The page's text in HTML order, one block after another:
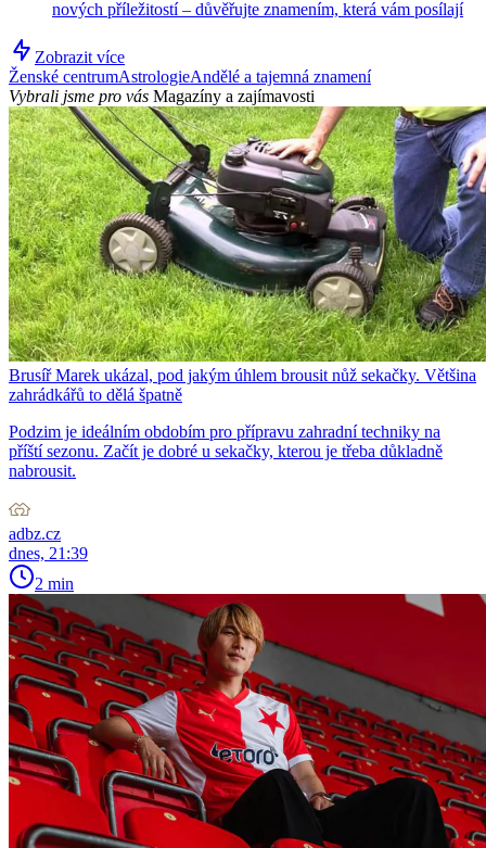
nových příležitostí – důvěřujte znamením, která vám posílají
Zobrazit více
Ženské centrumAstrologieAndělé a tajemná znamení
Vybrali jsme pro vás Magazíny a zajímavosti
Brusíř Marek ukázal, pod jakým úhlem brousit nůž sekačky. Většina
zahrádkářů to dělá špatně
Podzim je ideálním obdobím pro přípravu zahradní techniky na
příští sezonu. Začít je dobré u sekačky, kterou je třeba důkladně
nabrousit.
adbz.cz
dnes, 21:39
2 min